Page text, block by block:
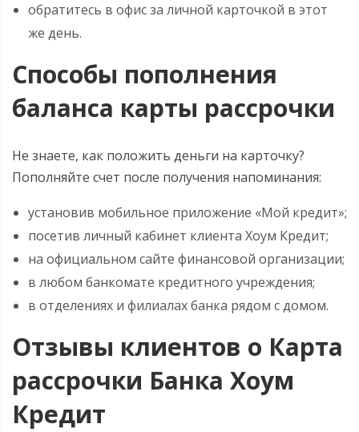
обратитесь в офис за личной карточкой в этот
же день.
Способы пополнения
баланса карты рассрочки
Не знаете, как положить деньги на карточку?
Пополняйте счет после получения напоминания:
установив мобильное приложение «Мой кредит»;
посетив личный кабинет клиента Хоум Кредит;
на официальном сайте финансовой организации;
в любом банкомате кредитного учреждения;
в отделениях и филиалах банка рядом с домом.
Отзывы клиентов о Карта
рассрочки Банка Хоум
Кредит